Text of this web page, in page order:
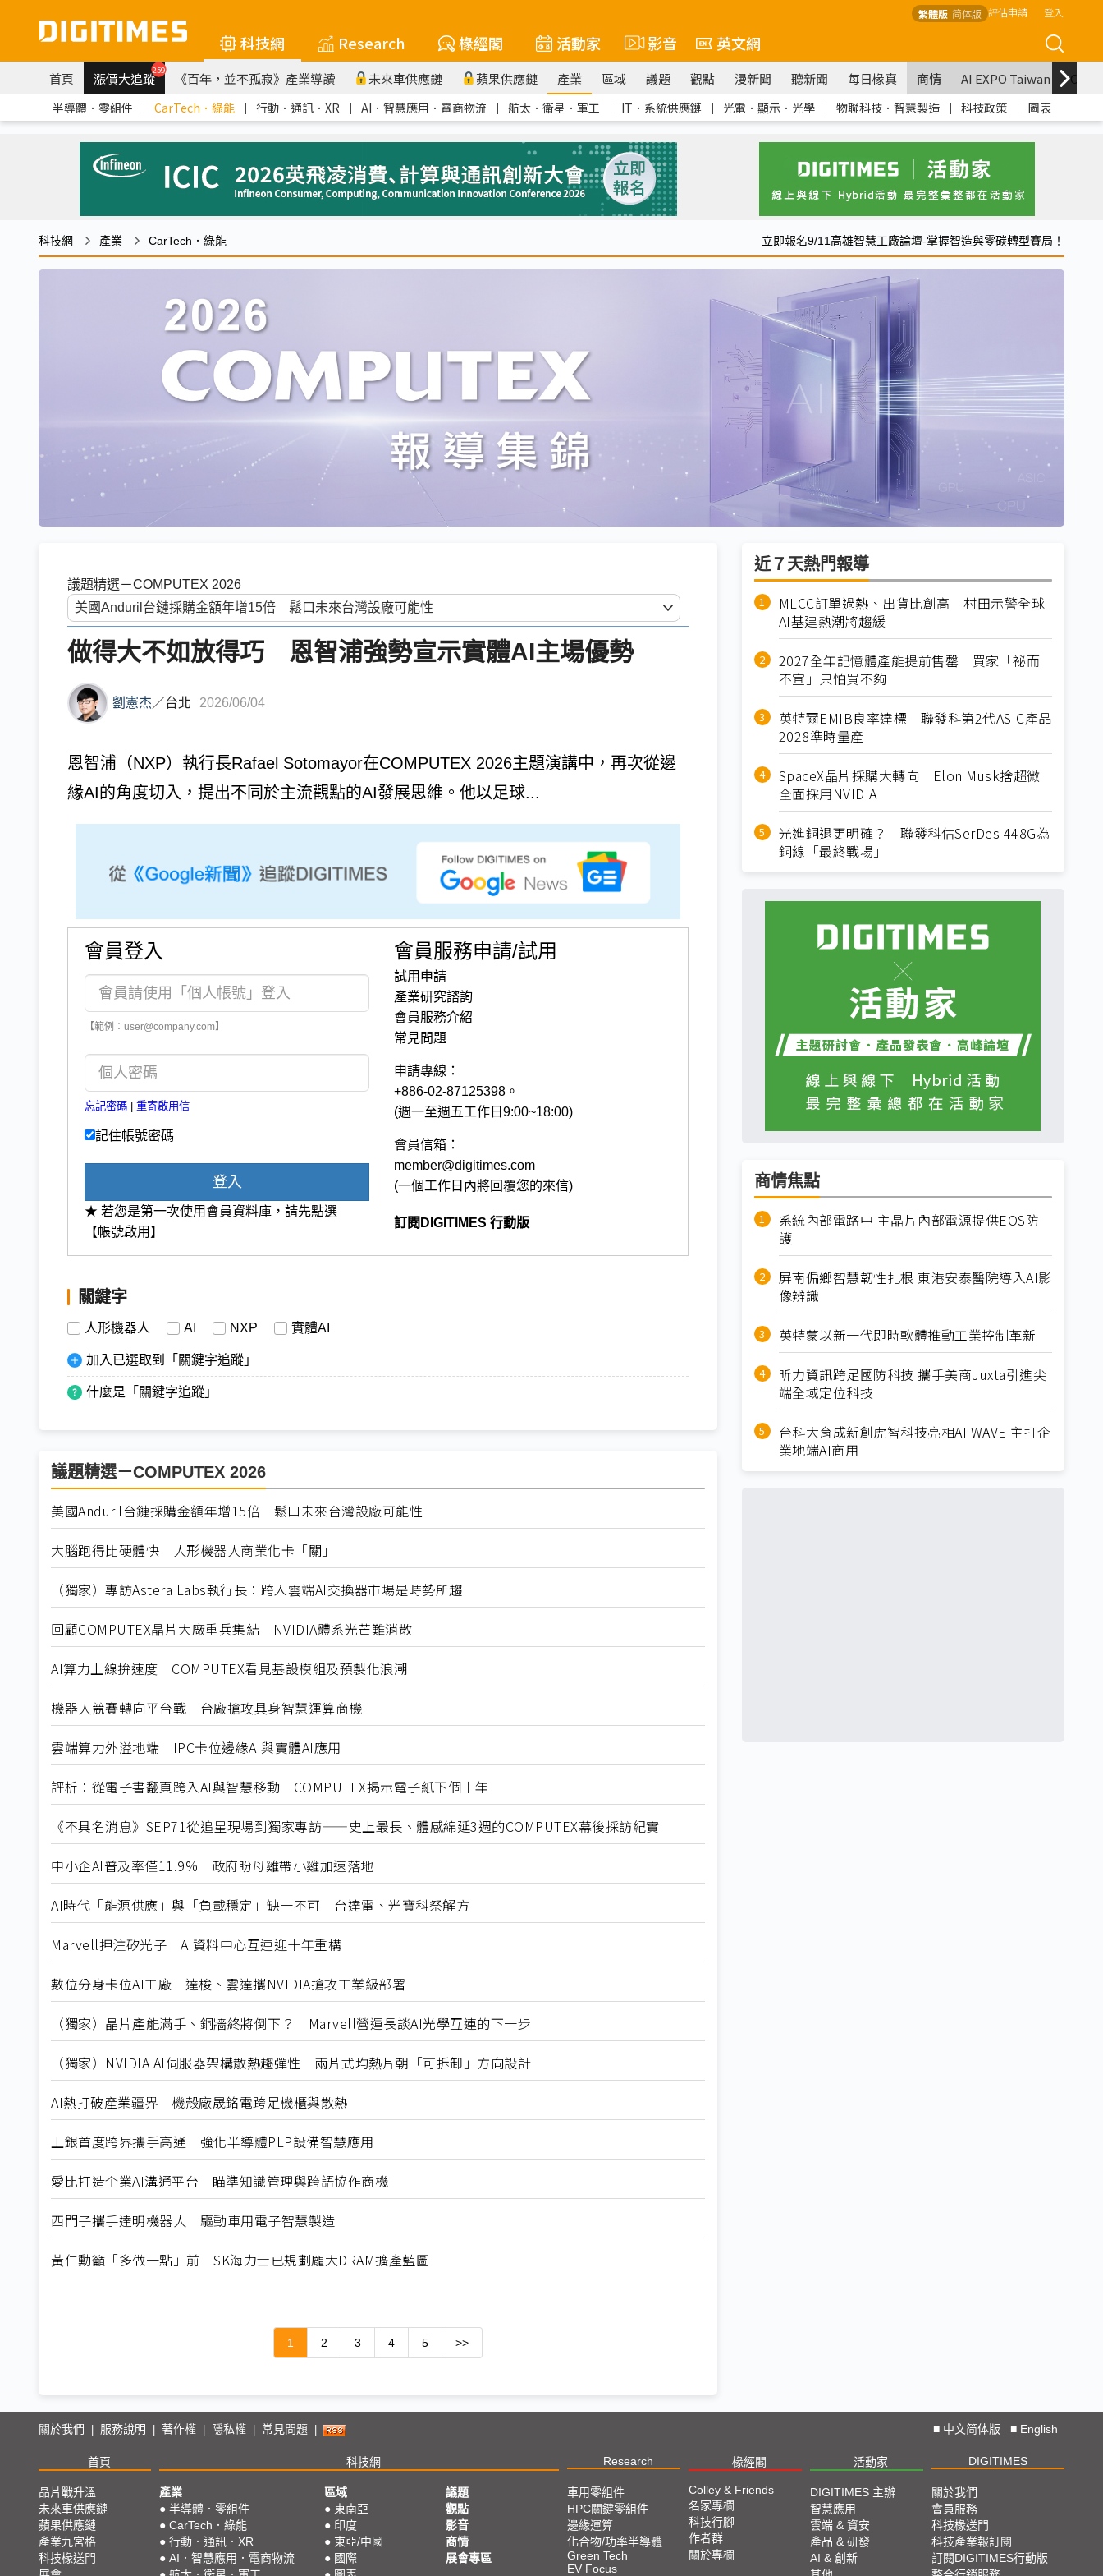
繁體版 简体版 評估申請 登入
科技網 Research 椽經閣 活動家 影音 英文網
首頁 漲價大追蹤259 《百年，並不孤寂》產業導讀 未來車供應鏈 蘋果供應鏈 產業 區域 議題 觀點 漫新聞 聽新聞 每日椽真 商情 AI EXPO Taiwan
半導體．零組件 ｜ CarTech．綠能 ｜ 行動．通訊．XR ｜ AI．智慧應用．電商物流 ｜ 航太．衛星．軍工 ｜ IT．系統供應鏈 ｜ 光電．顯示．光學 ｜ 物聯科技．智慧製造 ｜ 科技政策 ｜ 圖表
科技網 產業 CarTech．綠能 立即報名9/11高雄智慧工廠論壇-掌握智造與零碳轉型賽局！
議題精選－COMPUTEX 2026
做得大不如放得巧 恩智浦強勢宣示實體AI主場優勢
劉憲杰 ／台北 2026/06/04
恩智浦（NXP）執行長Rafael Sotomayor在COMPUTEX 2026主題演講中，再次從邊
緣AI的角度切入，提出不同於主流觀點的AI發展思維。他以足球...
會員登入
【範例：user@company.com】
忘記密碼 重寄啟用信
記住帳號密碼
登入
★ 若您是第一次使用會員資料庫，請先點選
【帳號啟用】
會員服務申請/試用
試用申請
產業研究諮詢
會員服務介紹
常見問題
申請專線：
+886-02-87125398。
(週一至週五工作日9:00~18:00)
會員信箱：
member@digitimes.com
(一個工作日內將回覆您的來信)
訂閱DIGITIMES 行動版
關鍵字
人形機器人 AI NXP 實體AI
加入已選取到「關鍵字追蹤」
什麼是「關鍵字追蹤」
議題精選－COMPUTEX 2026
美國Anduril台鏈採購金額年增15倍 鬆口未來台灣設廠可能性
大腦跑得比硬體快 人形機器人商業化卡「關」
（獨家）專訪Astera Labs執行長：跨入雲端AI交換器市場是時勢所趨
回顧COMPUTEX晶片大廠重兵集結 NVIDIA體系光芒難消散
AI算力上線拚速度 COMPUTEX看見基設模組及預製化浪潮
機器人競賽轉向平台戰 台廠搶攻具身智慧運算商機
雲端算力外溢地端 IPC卡位邊緣AI與實體AI應用
評析：從電子書翻頁跨入AI與智慧移動 COMPUTEX揭示電子紙下個十年
《不具名消息》SEP71從追星現場到獨家專訪——史上最長、體感綿延3週的COMPUTEX幕後採訪紀實
中小企AI普及率僅11.9% 政府盼母雞帶小雞加速落地
AI時代「能源供應」與「負載穩定」缺一不可 台達電、光寶科祭解方
Marvell押注矽光子 AI資料中心互連迎十年重構
數位分身卡位AI工廠 達梭、雲達攜NVIDIA搶攻工業級部署
（獨家）晶片產能滿手、銅牆終將倒下？ Marvell營運長談AI光學互連的下一步
（獨家）NVIDIA AI伺服器架構散熱趨彈性 兩片式均熱片朝「可拆卸」方向設計
AI熱打破產業疆界 機殼廠晟銘電跨足機櫃與散熱
上銀首度跨界攜手高通 強化半導體PLP設備智慧應用
愛比打造企業AI溝通平台 瞄準知識管理與跨語協作商機
西門子攜手達明機器人 驅動車用電子智慧製造
黃仁勳籲「多做一點」前 SK海力士已規劃龐大DRAM擴產藍圖
1 2 3 4 5 >>
近７天熱門報導
MLCC訂單過熱、出貨比創高 村田示警全球
AI基建熱潮將趨緩
2027全年記憶體產能提前售罄 買家「祕而
不宣」只怕買不夠
英特爾EMIB良率達標 聯發科第2代ASIC產品
2028準時量產
SpaceX晶片採購大轉向 Elon Musk捨超微
全面採用NVIDIA
光進銅退更明確？ 聯發科估SerDes 448G為
銅線「最終戰場」
商情焦點
系統內部電路中 主晶片內部電源提供EOS防
護
屏南偏鄉智慧韌性扎根 東港安泰醫院導入AI影
像辨識
英特蒙以新一代即時軟體推動工業控制革新
昕力資訊跨足國防科技 攜手美商Juxta引進尖
端全域定位科技
台科大育成新創虎智科技亮相AI WAVE 主打企
業地端AI商用
關於我們 服務說明 著作權 隱私權 常見問題 ■ 中文简体版 ■ English
首頁 科技網 Research 椽經閣 活動家 DIGITIMES
晶片戰升溫
未來車供應鏈
蘋果供應鏈
產業九宮格
科技椽送門
產業
● 半導體．零組件
● CarTech．綠能
● 行動．通訊．XR
● AI．智慧應用．電商物流
區域
● 東南亞
● 印度
● 東亞/中國
● 國際
議題
觀點
影音
商情
展會專區
車用零組件
HPC關鍵零組件
邊緣運算
化合物/功率半導體
Green Tech
EV Focus
Colley & Friends
名家專欄
科技行腳
作者群
關於專欄
DIGITIMES 主辦
智慧應用
雲端 & 資安
產品 & 研發
AI & 創新
關於我們
會員服務
科技椽送門
科技產業報訂閱
訂閱DIGITIMES行動版